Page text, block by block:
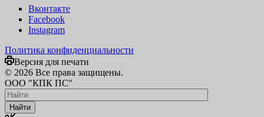
Вконтакте
Facebook
Instagram
Политика конфиденциальности
Версия для печати
© 2026 Все права защищены.
ООО "КПК ПС"
Найти